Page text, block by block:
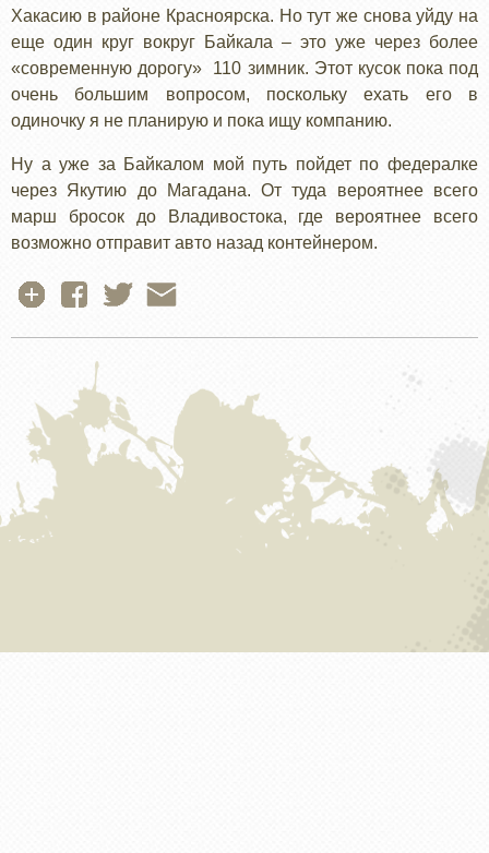
Хакасию в районе Красноярска. Но тут же снова уйду на
еще один круг вокруг Байкала – это уже через более
«современную дорогу» 110 зимник. Этот кусок пока под
очень большим вопросом, поскольку ехать его в
одиночку я не планирую и пока ищу компанию.
Ну а уже за Байкалом мой путь пойдет по федералке
через Якутию до Магадана. От туда вероятнее всего
марш бросок до Владивостока, где вероятнее всего
возможно отправит авто назад контейнером.